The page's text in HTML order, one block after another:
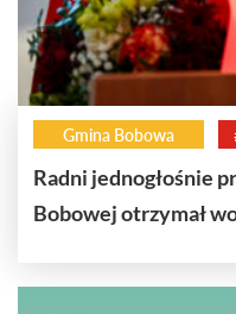
Gmina Bobowa
Radni jednogłośnie
Bobowej otrzymał